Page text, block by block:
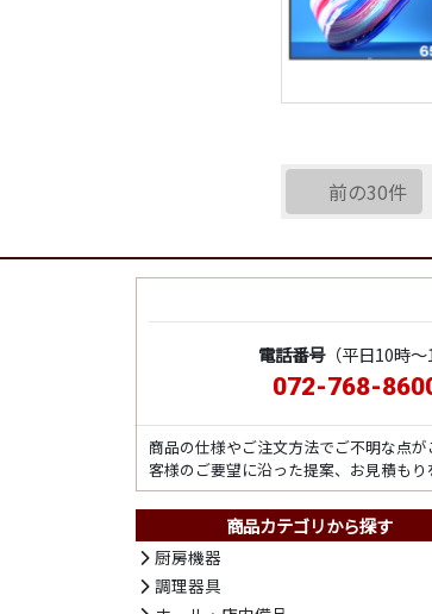
前の30件
電話番号（平日10時～
072-768-
商品の仕様やご注文方法でご不明な点
客様のご要望に沿った提案、お見積もり
商品カテゴリから探す
厨房機器
調理器具